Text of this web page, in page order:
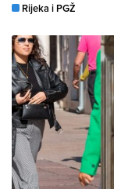
Rijeka i PGŽ